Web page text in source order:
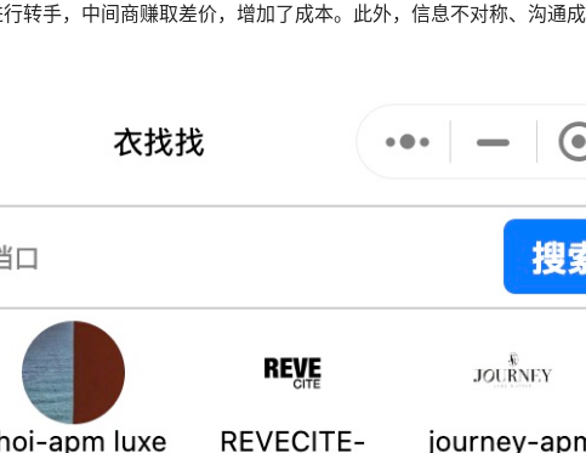
转手，中间商赚取差价，增加了成本。此外，信息不对称、沟通